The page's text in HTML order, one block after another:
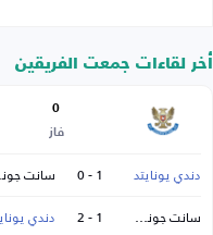
أخر لقاءات جمعت الفريقين
0
فاز
دندي يونايتد 1 - 0
سانت جونستون
1 - 2 دندي